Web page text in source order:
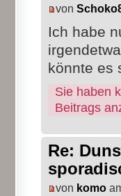
von
Ich habe
könnte es
Sie haben
Beitrags
Re:
von komo